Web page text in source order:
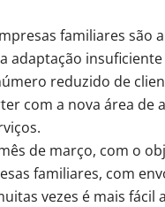
familiares são
adaptação
reduzido de
com a nova área de
de março, com o
familiares, com
vezes é mais fácil